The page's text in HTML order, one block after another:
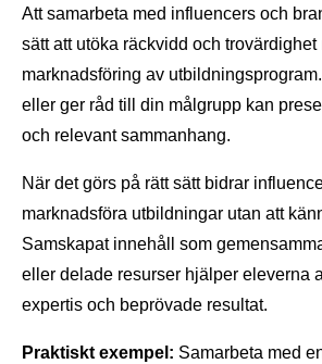
Att samarbeta med influencers och
sätt att utöka räckvidd och trovärdighet
marknadsföring av
eller ger råd till din målgrupp kan
och relevant sammanhang.
När det görs på rätt sätt bidrar
marknadsföra utbildningar utan att
Samskapat innehåll som
eller delade resurser hjälper eleverna
expertis och beprövade resultat.
Praktiskt exempel: Samarbeta med